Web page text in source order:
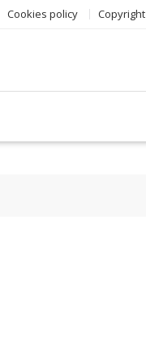
Сookies policy Copyright